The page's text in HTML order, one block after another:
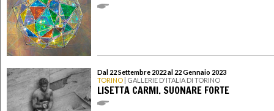
Dal 22 Settembre 2022 al 22 Gennaio 2023
TORINO | GALLERIE D'ITALIA DI TORINO
LISETTA CARMI. SUONARE FORTE